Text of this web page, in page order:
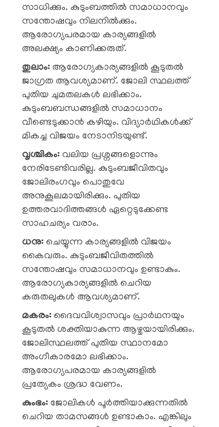
സാധിക്കും. കുടുംബത്തിൽ സമാധാനവും
സന്തോഷവും നിലനിൽക്കും.
ആരോഗ്യപരമായ കാര്യങ്ങളിൽ
അലക്ഷ്യം കാണിക്കരുത്.
തുലാം: ആരോഗ്യകാര്യങ്ങളിൽ കൂടുതൽ
ജാഗ്രത ആവശ്യമാണ്. ജോലി സ്ഥലത്ത്
പുതിയ ചുമതലകൾ ലഭിക്കാം.
കുടുംബബന്ധങ്ങളിൽ സമാധാനം
വീണ്ടെടുക്കാൻ കഴിയും. വിദ്യാർഥികൾക്ക്
മികച്ച വിജയം നേടാനിടയുണ്ട്.
വൃശ്ചികം: വലിയ പ്രശ്നങ്ങളൊന്നും
നേരിടേണ്ടിവരില്ല. കുടുംബജീവിതവും
ജോലിരംഗവും പൊതുവേ
അനുകൂലമായിരിക്കും. പുതിയ
ഉത്തരവാദിത്തങ്ങൾ ഏറ്റെടുക്കേണ്ട
സാഹചര്യം വരാം.
ധനു: ചെയ്യുന്ന കാര്യങ്ങളിൽ വിജയം
കൈവരും. കുടുംബജീവിതത്തിൽ
സന്തോഷവും സമാധാനവും ഉണ്ടാകും.
ആരോഗ്യകാര്യങ്ങളിൽ ചെറിയ
കരുതലുകൾ ആവശ്യമാണ്.
മകരം: ദൈവവിശ്വാസവും പ്രാർഥനയും
കൂടുതൽ ശക്തിയാകുന്ന ആഴ്ചയായിരിക്കും.
ജോലിസ്ഥലത്ത് പുതിയ സ്ഥാനമോ
അംഗീകാരമോ ലഭിക്കാം.
ആരോഗ്യപരമായ കാര്യങ്ങളിൽ
പ്രത്യേകം ശ്രദ്ധ വേണം.
കുംഭം: ജോലികൾ പൂർത്തിയാക്കുന്നതിൽ
ചെറിയ താമസങ്ങൾ ഉണ്ടാകാം. എങ്കിലും